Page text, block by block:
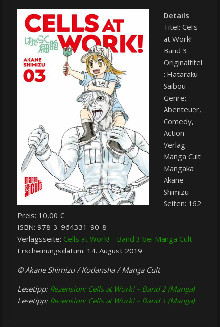
Details
Titel: Cells
at Work! –
Band 3
Originaltitel
: Hataraku
Saibou
Genre:
Abenteuer,
Comedy,
Action
Verlag:
Manga Cult
Mangaka:
Akane
Shimizu
Seiten: 162
Preis: 10,00 €
ISBN: 978-3-964331-90-8
Verlagsseite: Cells at Work! – Band 3 bei Manga Cult
Erscheinungsdatum: 14. August 2019
© Akane Shimizu / Kodansha / Manga Cult
Lesetipp: Rezension: Cells at Work! – Band 2 (Manga)
Lesetipp: Rezension: Cells at Work! – Band 1 (Manga)